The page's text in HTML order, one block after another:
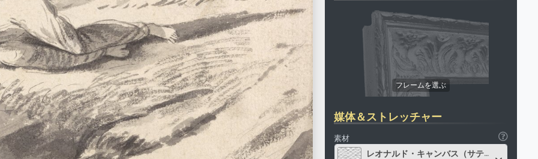
媒体＆ストレッチャー
素材
レオナルド・キャンバス（サテン）